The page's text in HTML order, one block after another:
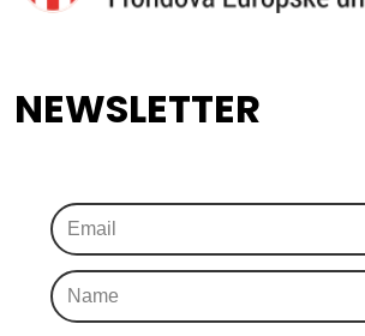
NEWSLETTER